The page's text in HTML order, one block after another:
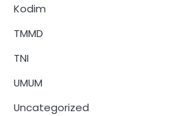
Kodim
TMMD
TNI
UMUM
Uncategorized